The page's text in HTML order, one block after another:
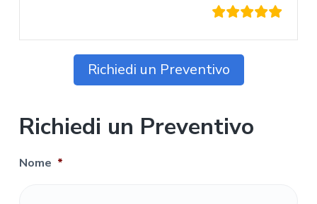
Richiedi un Preventivo
Richiedi un Preventivo
Nome *